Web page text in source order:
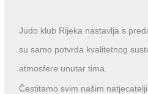
Judo klub Rijeka nastavlja s
su samo potvrda kvalitetnog
atmosfere unutar tima.
Čestitamo svim našim